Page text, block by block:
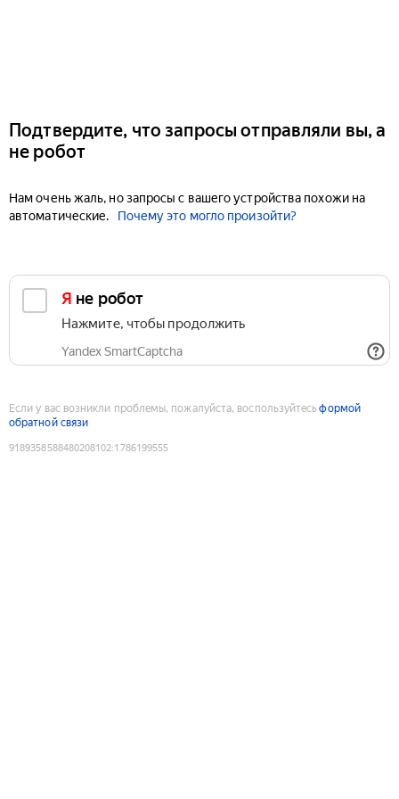
Подтвердите, что запросы отправляли вы, а
не робот
Нам очень жаль, но запросы с вашего устройства похожи на
автоматические.
Почему это могло произойти?
Я не робот
Нажмите, чтобы продолжить
Yandex SmartCaptcha
Если у вас возникли проблемы, пожалуйста, воспользуйтесьформой
обратной связи
9189358588480208102:1786199555